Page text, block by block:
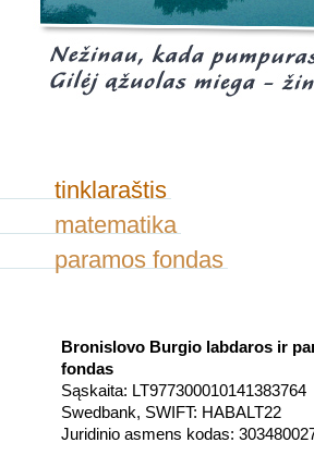
tinklaraštis
matematika
paramos fondas
Bronislovo Burgio labdaros ir
fondas
Sąskaita: LT977300010141383764
Swedbank, SWIFT: HABALT22
Juridinio asmens kodas: